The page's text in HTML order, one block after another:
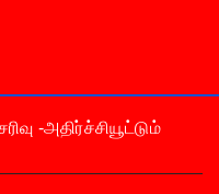
-அதிர்ச்சியூட்டும்